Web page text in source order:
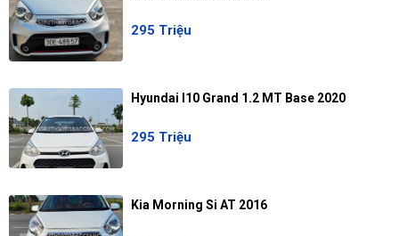
295 Triệu
Hyundai I10 Grand 1.2 MT Base 2020
295 Triệu
Kia Morning Si AT 2016